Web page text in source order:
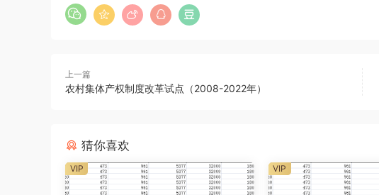
上一篇
农村集体产权制度改革试点（2008-2022年）
猜你喜欢
VIP VIP